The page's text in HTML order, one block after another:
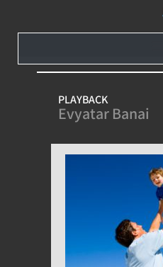
PLAYBACK
Evyatar Banai